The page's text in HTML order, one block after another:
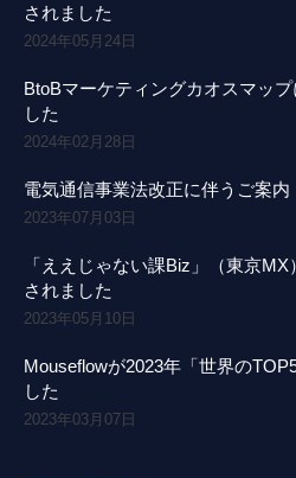
されました
2024年05月24日
BtoBマーケティングカオスマッ
した
2024年02月28日
電気通信事業法改正に伴うご案内
2023年07月03日
「ええじゃない課Biz」（東京
されました
2023年05月10日
Mouseflowが2023年「世界の
した
2023年03月07日